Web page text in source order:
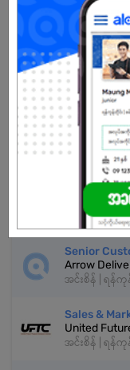
အ
နောက်ထပ်အလား
Sales
Concrete
အင်းစိန် | ရန်
Senior
Arrow
အင်းစိန် | ရန်ကု
Sales &
United
အင်းစိန် | ရန်ကု